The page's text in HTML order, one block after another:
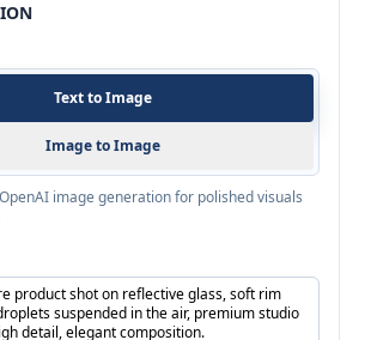
Text to Image
Image to Image
image generation for polished visuals